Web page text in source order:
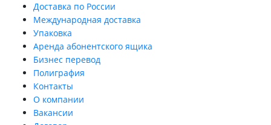
Доставка по России
Международная доставка
Упаковка
Аренда абонентского ящика
Бизнес перевод
Полиграфия
Контакты
О компании
Вакансии